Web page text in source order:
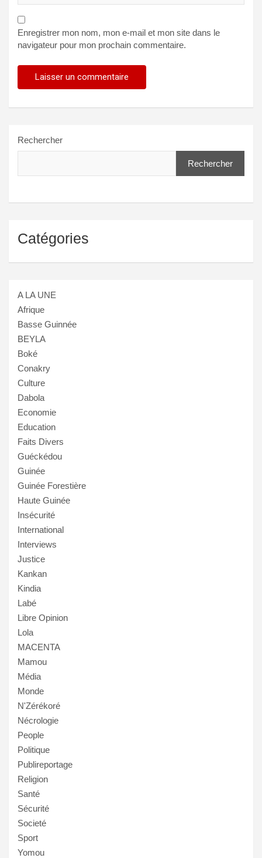
Enregistrer mon nom, mon e-mail et mon site dans le
navigateur pour mon prochain commentaire.
Rechercher
Rechercher
Catégories
A LA UNE
Afrique
Basse Guinnée
BEYLA
Boké
Conakry
Culture
Dabola
Economie
Education
Faits Divers
Guéckédou
Guinée
Guinée Forestière
Haute Guinée
Insécurité
International
Interviews
Justice
Kankan
Kindia
Labé
Libre Opinion
Lola
MACENTA
Mamou
Média
Monde
N'Zérékoré
Nécrologie
People
Politique
Publireportage
Religion
Santé
Sécurité
Societé
Sport
Yomou